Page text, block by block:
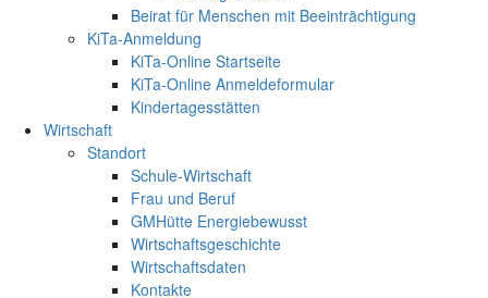
Beirat für Menschen mit Beeinträchtigung
KiTa-Anmeldung
KiTa-Online Startseite
KiTa-Online Anmeldeformular
Kindertagesstätten
Wirtschaft
Standort
Schule-Wirtschaft
Frau und Beruf
GMHütte Energiebewusst
Wirtschaftsgeschichte
Wirtschaftsdaten
Kontakte